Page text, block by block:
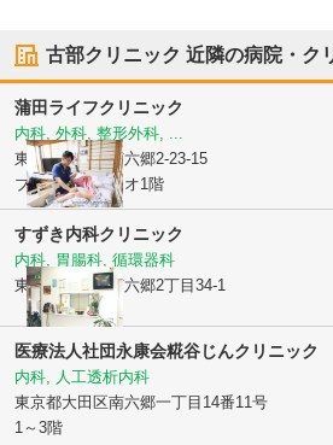
古部クリニック 近隣の病院・ク
蒲田ライフクリニック
内科, 外科, 整形外科, ...
東京都大田区南六郷2-23-15
ブランドールネオ1階
すずき内科クリニック
内科, 胃腸科, 循環器科
東京都大田区南六郷2丁目34-1
医療法人社団永康会糀谷じんクリニック
内科, 人工透析内科
東京都大田区南六郷一丁目14番11号
1～3階